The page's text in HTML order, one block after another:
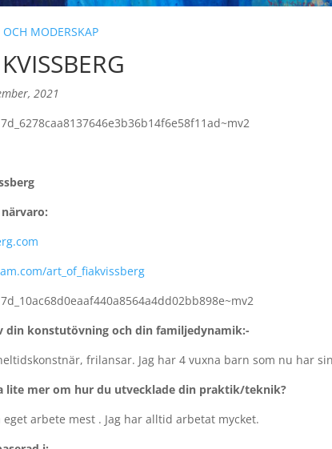
MODERSKAP
2021
art_of_fiakvissberg
din konstutövning och din familjedynamik:-
frilansar. Jag har 4 vuxna barn som nu har
lite mer om hur du utvecklade din praktik/teknik?
eget arbete mest . Jag har alltid arbetat mycket.